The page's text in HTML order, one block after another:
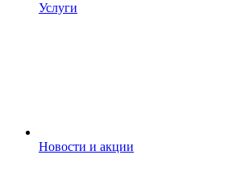
Услуги
Новости и акции